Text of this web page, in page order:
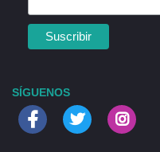
SÍGUENOS